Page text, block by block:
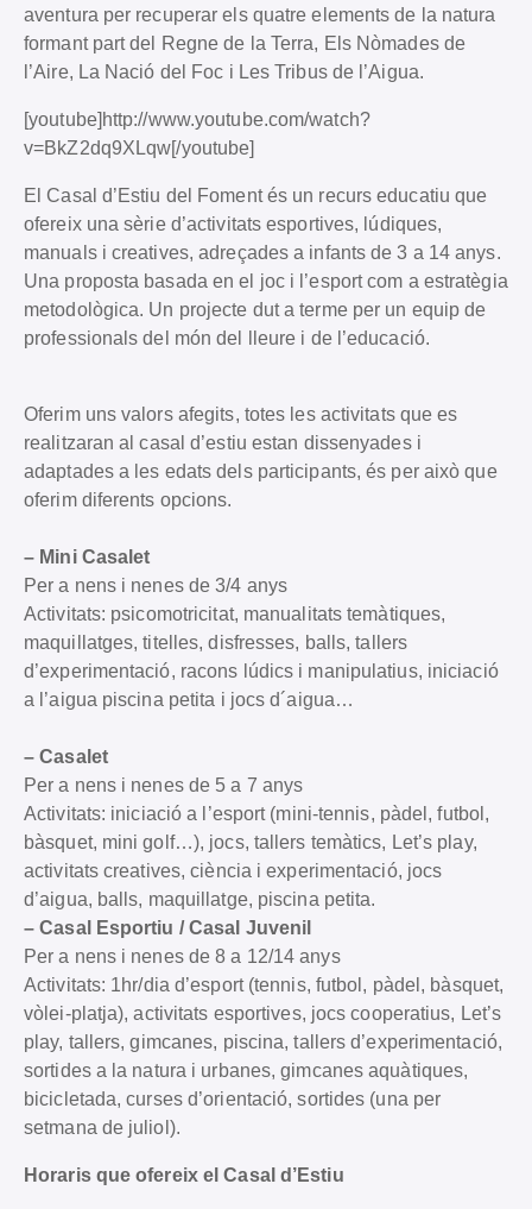
aventura per recuperar els quatre elements de la natura
formant part del Regne de la Terra, Els Nòmades de
l’Aire, La Nació del Foc i Les Tribus de l’Aigua.
[youtube]http://www.youtube.com/watch?
v=BkZ2dq9XLqw[/youtube]
El Casal d’Estiu del Foment és un recurs educatiu que
ofereix una sèrie d’activitats esportives, lúdiques,
manuals i creatives, adreçades a infants de 3 a 14 anys.
Una proposta basada en el joc i l’esport com a estratègia
metodològica. Un projecte dut a terme per un equip de
professionals del món del lleure i de l’educació.
Oferim uns valors afegits, totes les activitats que es
realitzaran al casal d’estiu estan dissenyades i
adaptades a les edats dels participants, és per això que
oferim diferents opcions.
– Mini Casalet
Per a nens i nenes de 3/4 anys
Activitats: psicomotricitat, manualitats temàtiques,
maquillatges, titelles, disfresses, balls, tallers
d’experimentació, racons lúdics i manipulatius, iniciació
a l’aigua piscina petita i jocs d´aigua…
– Casalet
Per a nens i nenes de 5 a 7 anys
Activitats: iniciació a l’esport (mini-tennis, pàdel, futbol,
bàsquet, mini golf…), jocs, tallers temàtics, Let’s play,
activitats creatives, ciència i experimentació, jocs
d’aigua, balls, maquillatge, piscina petita.
– Casal Esportiu / Casal Juvenil
Per a nens i nenes de 8 a 12/14 anys
Activitats: 1hr/dia d’esport (tennis, futbol, pàdel, bàsquet,
vòlei-platja), activitats esportives, jocs cooperatius, Let’s
play, tallers, gimcanes, piscina, tallers d’experimentació,
sortides a la natura i urbanes, gimcanes aquàtiques,
bicicletada, curses d’orientació, sortides (una per
setmana de juliol).
Horaris que ofereix el Casal d’Estiu